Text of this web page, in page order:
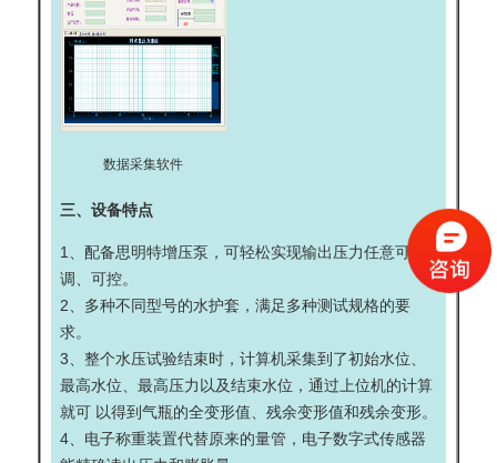
数据采集软件
三、设备特点
1、配备思明特增压泵 ，可轻松实现输出压力任意可
调、可控。
2、多种不同型号的水护套，满足多种测试规格的要
求。
3、整个水压试验结束时，计算机采集到了初始水位、
最高水位、最高压力以及结束水位，通过上位机的计算
就可 以得到气瓶的全变形值、残余变形值和残余变形。
4、电子称重装置代替原来的量管，电子数字式传感器